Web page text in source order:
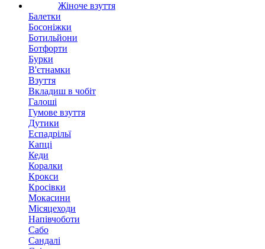
Жіноче взуття
Балетки
Босоніжки
Ботильйони
Ботфорти
Бурки
В'єтнамки
Взуття
Вкладиш в чобіт
Галоші
Гумове взуття
Дутики
Еспадрільї
Капці
Кеди
Коралки
Крокси
Кросівки
Мокасини
Місяцеходи
Напівчоботи
Сабо
Сандалі